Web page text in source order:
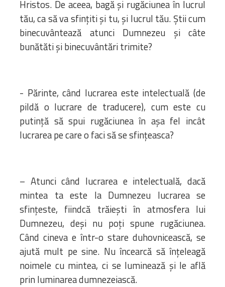
Hristos. De aceea, bagă şi rugăciunea în lucrul
tău, ca să va sfinţiti şi tu, şi lucrul tău. Ştii cum
binecuvântează atunci Dumnezeu şi câte
bunătăti şi binecuvântări trimite?
- Părinte, când lucrarea este intelectuală (de
pildă o lucrare de traducere), cum este cu
putinţă să spui rugăciunea în aşa fel incât
lucrarea pe care o faci să se sfinţeasca?
– Atunci când lucrarea e intelectuală, dacă
mintea ta este la Dumnezeu lucrarea se
sfinţeste, fiindcă trăieşti în atmosfera lui
Dumnezeu, deşi nu poţi spune rugăciunea.
Când cineva e într-o stare duhovnicească, se
ajută mult pe sine. Nu încearcă să înţeleagă
noimele cu mintea, ci se luminează şi le află
prin luminarea dumnezeiască.